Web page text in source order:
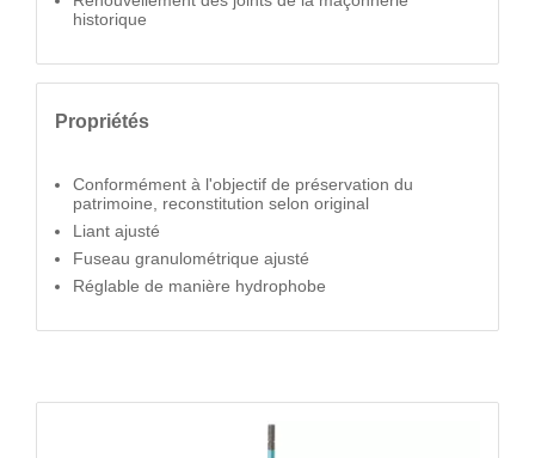
historique
Propriétés
Conformément à l'objectif de préservation du
patrimoine, reconstitution selon original
Liant ajusté
Fuseau granulométrique ajusté
Réglable de manière hydrophobe